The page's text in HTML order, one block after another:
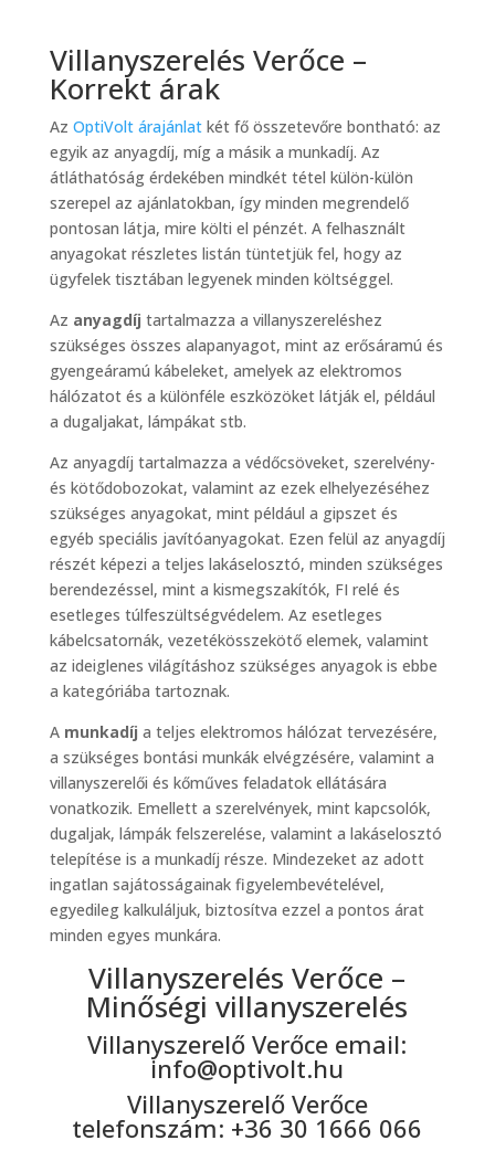
Villanyszerelés Verőce –
Korrekt árak
Az OptiVolt árajánlatkét fő összetevőre bontható: az
egyik az anyagdíj, míg a másik a munkadíj. Az
átláthatóság érdekében mindkét tétel külön-külön
szerepel az ajánlatokban, így minden megrendelő
pontosan látja, mire költi el pénzét. A felhasznált
anyagokat részletes listán tüntetjük fel, hogy az
ügyfelek tisztában legyenek minden költséggel.
Az anyagdíj tartalmazza a villanyszereléshez
szükséges összes alapanyagot, mint az erősáramú és
gyengeáramú kábeleket, amelyek az elektromos
hálózatot és a különféle eszközöket látják el, például
a dugaljakat, lámpákat stb.
Az anyagdíj tartalmazza a védőcsöveket, szerelvény-
és kötődobozokat, valamint az ezek elhelyezéséhez
szükséges anyagokat, mint például a gipszet és
egyéb speciális javítóanyagokat. Ezen felül az anyagdíj
részét képezi a teljes lakáselosztó, minden szükséges
berendezéssel, mint a kismegszakítók, FI relé és
esetleges túlfeszültségvédelem. Az esetleges
kábelcsatornák, vezetékösszekötő elemek, valamint
az ideiglenes világításhoz szükséges anyagok is ebbe
a kategóriába tartoznak.
A munkadíj a teljes elektromos hálózat tervezésére,
a szükséges bontási munkák elvégzésére, valamint a
villanyszerelői és kőműves feladatok ellátására
vonatkozik. Emellett a szerelvények, mint kapcsolók,
dugaljak, lámpák felszerelése, valamint a lakáselosztó
telepítése is a munkadíj része. Mindezeket az adott
ingatlan sajátosságainak figyelembevételével,
egyedileg kalkuláljuk, biztosítva ezzel a pontos árat
minden egyes munkára.
Villanyszerelés Verőce –
Minőségi villanyszerelés
Villanyszerelő Verőce email:
info@optivolt.hu
Villanyszerelő Verőce
telefonszám: +36 30 1666 066